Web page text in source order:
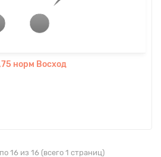
норм Восход
16 из 16 (всего 1 страниц)